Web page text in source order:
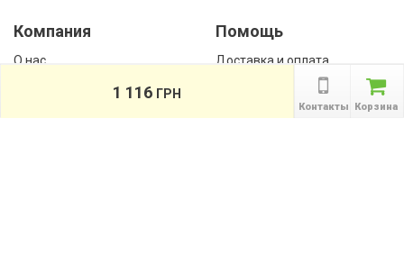
Компания
О нас
Помощь
Доставка и оплата
Корзина
Контакты
1 116 ГРН